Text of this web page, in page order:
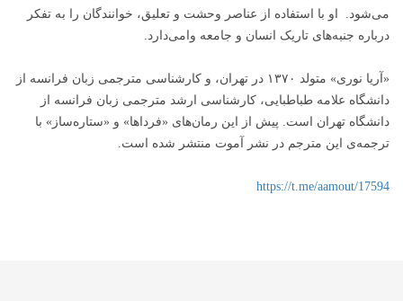
می‌شود. او با استفاده از عناصر وحشت و تعلیق، خوانندگان را به تفکر
درباره جنبه‌های تاریک انسان و جامعه وامی‌دارد.
«آریا نوری» متولد ۱۳۷۰ در تهران، و کارشناسی مترجمی زبان فرانسه از
دانشگاه علامه طباطبایی، کارشناسی ارشد مترجمی زبان فرانسه از
دانشگاه تهران است. پیش از این رمان‌های «فرداها» و «ستاره‌ساز» با
ترجمه‌ی این مترجم در نشر آموت منتشر شده است.⁩
https://t.me/aamout/17594